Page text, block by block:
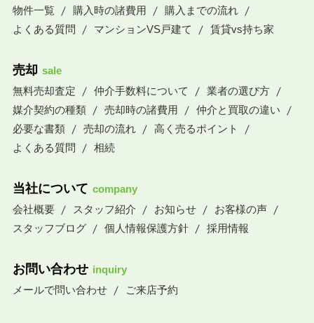
物件一覧
購入時の諸費用
購入までの流れ
よくある質問
マンションVS戸建て 賃貸vs持ち家
売却 sale
無料売却査定
仲介手数料について
業者の選び方
媒介契約の種類
売却時の諸費用
仲介と買取の違い
必要な書類
売却の流れ
高く売るポイント
よくある質問
相続
当社について company
会社概要
スタッフ紹介 お知らせ
お客様の声
スタッフブログ
個人情報保護方針 採用情報
お問い合わせ inquiry
メールで問い合わせ
ご来店予約